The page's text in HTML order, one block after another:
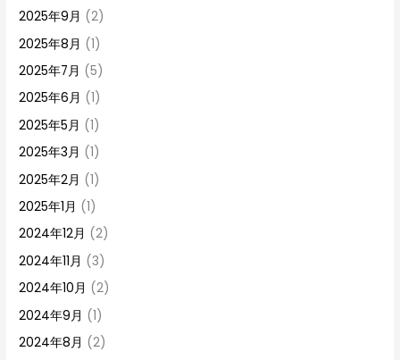
2025年9月 (2)
2025年8月 (1)
2025年7月 (5)
2025年6月 (1)
2025年5月 (1)
2025年3月 (1)
2025年2月 (1)
2025年1月 (1)
2024年12月 (2)
2024年11月 (3)
2024年10月 (2)
2024年9月 (1)
2024年8月 (2)